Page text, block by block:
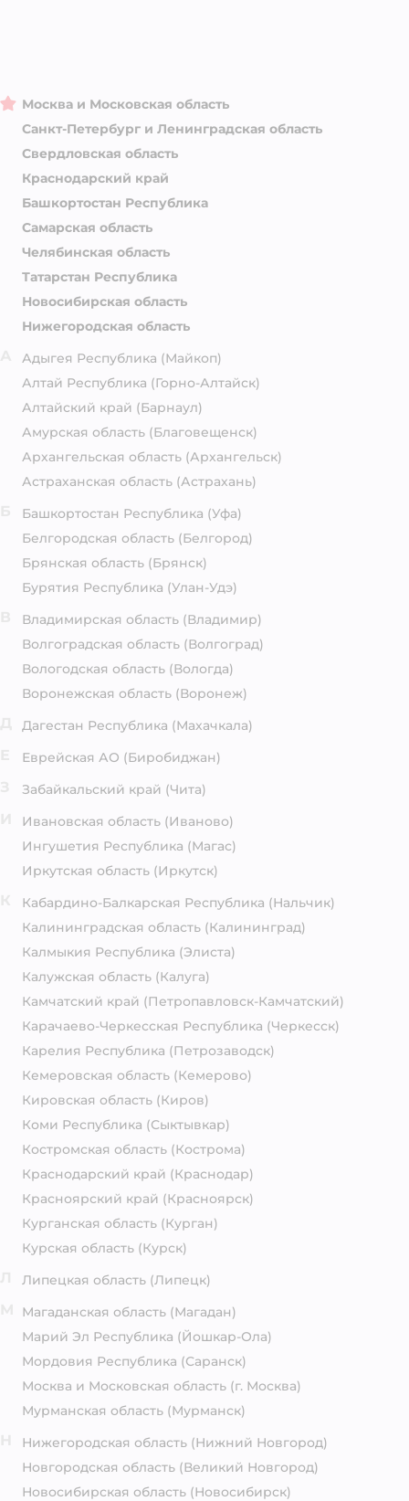
Москва и Московская область
Санкт-Петербург и Ленинградская область
Свердловская область
Краснодарский край
Башкортостан Республика
Самарская область
Челябинская область
Татарстан Республика
Новосибирская область
Нижегородская область
Адыгея Республика (Майкоп)
Алтай Республика (Горно-Алтайск)
Алтайский край (Барнаул)
Амурская область (Благовещенск)
Архангельская область (Архангельск)
Астраханская область (Астрахань)
Башкортостан Республика (Уфа)
Белгородская область (Белгород)
Брянская область (Брянск)
Бурятия Республика (Улан-Удэ)
Владимирская область (Владимир)
Волгоградская область (Волгоград)
Вологодская область (Вологда)
Воронежская область (Воронеж)
Дагестан Республика (Махачкала)
Еврейская АО (Биробиджан)
Забайкальский край (Чита)
Ивановская область (Иваново)
Ингушетия Республика (Магас)
Иркутская область (Иркутск)
Кабардино-Балкарская Республика (Нальчик)
Калининградская область (Калининград)
Калмыкия Республика (Элиста)
Калужская область (Калуга)
Камчатский край (Петропавловск-Камчатский)
Карачаево-Черкесская Республика (Черкесск)
Карелия Республика (Петрозаводск)
Кемеровская область (Кемерово)
Кировская область (Киров)
Коми Республика (Сыктывкар)
Костромская область (Кострома)
Краснодарский край (Краснодар)
Красноярский край (Красноярск)
Курганская область (Курган)
Курская область (Курск)
Липецкая область (Липецк)
Магаданская область (Магадан)
Марий Эл Республика (Йошкар-Ола)
Мордовия Республика (Саранск)
Москва и Московская область (г. Москва)
Мурманская область (Мурманск)
Нижегородская область (Нижний Новгород)
Новгородская область (Великий Новгород)
Новосибирская область (Новосибирск)